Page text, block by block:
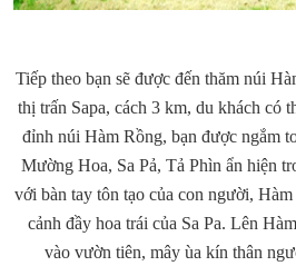
Tiếp theo bạn sẽ được đến thăm núi
thị trấn Sapa, cách 3 km, du khách có
đỉnh núi Hàm Rồng, bạn được ngắm
Mường Hoa, Sa Pả, Tả Phìn ẩn hiện
với bàn tay tôn tạo của con người,
cảnh đầy hoa trái của Sa Pa. Lên
vào vườn tiên, mây ùa kín thân